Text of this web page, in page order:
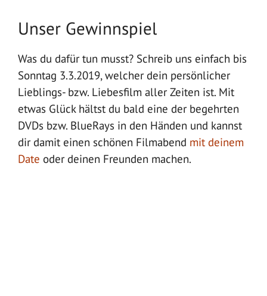
Unser Gewinnspiel
Was du dafür tun musst? Schreib uns einfach bis
Sonntag 3.3.2019, welcher dein persönlicher
Lieblings- bzw. Liebesfilm aller Zeiten ist. Mit
etwas Glück hältst du bald eine der begehrten
DVDs bzw. BlueRays in den Händen und kannst
dir damit einen schönen Filmabend mit deinem
Date oder deinen Freunden machen.